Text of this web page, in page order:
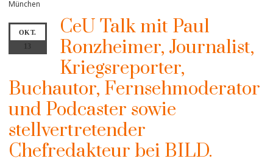
München
OKT.
CeU Talk mit Paul
Ronzheimer, Journalist,
Kriegsreporter,
Buchautor, Fernsehmoderator
und Podcaster sowie
stellvertretender
Chefredakteur bei BILD.